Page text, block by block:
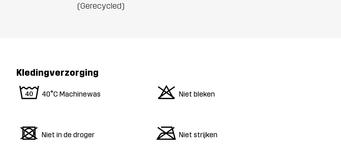
(Gerecycled)
Kledingverzorging
8 40°C Machinewas o Niet bleken
d Niet in de droger m Niet strijken